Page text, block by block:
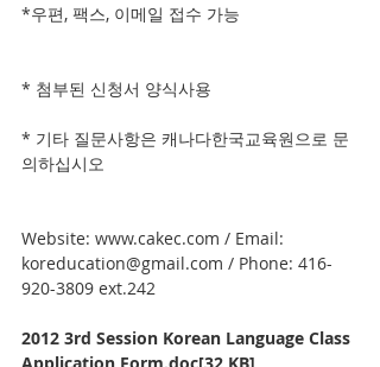
*우편, 팩스, 이메일 접수 가능
* 첨부된 신청서 양식사용
* 기타 질문사항은 캐나다한국교육원으로 문
의하십시오
Website: www.cakec.com / Email:
koreducation@gmail.com / Phone: 416-
920-3809 ext.242
2012 3rd Session Korean Language Class